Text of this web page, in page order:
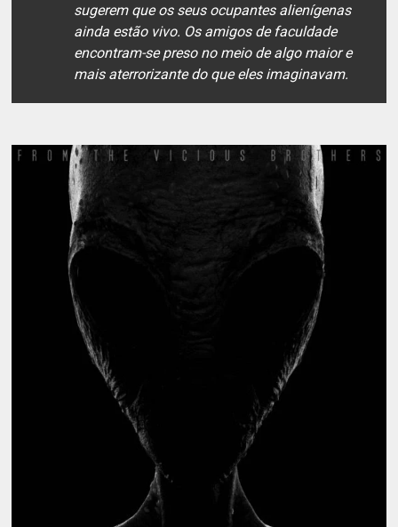
sugerem que os seus ocupantes alienígenas
ainda estão vivo. Os amigos de faculdade
encontram-se preso no meio de algo maior e
mais aterrorizante do que eles imaginavam.